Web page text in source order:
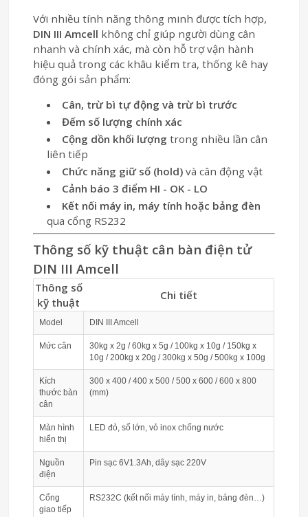
Với nhiều tính năng thông minh được tích hợp,
DIN III Amcell không chỉ giúp người dùng cân
nhanh và chính xác, mà còn hỗ trợ vận hành
hiệu quả trong các khâu kiểm tra, thống kê hay
đóng gói sản phẩm:
Cân, trừ bì tự động và trừ bì trước
Đếm số lượng chính xác
Cộng dồn khối lượng trong nhiều lần cân
liên tiếp
Chức năng giữ số (hold)và cân động vật
Cảnh báo 3 điểm HI - OK - LO
Kết nối máy in, máy tính hoặc bảng đèn
qua cổng RS232
Thông số kỹ thuật cân bàn điện tử
DIN III Amcell
Thông số
kỹ thuật
Chi tiết
Model DIN III Amcell
Mức cân
30kg x 2g / 60kg x 5g / 100kg x 10g / 150kg x
10g / 200kg x 20g / 300kg x 50g / 500kg x 100g
Kích
thước bàn
cân
300 x 400 / 400 x 500 / 500 x 600 / 600 x 800
(mm)
Màn hình
hiển thị
LED đỏ, số lớn, vỏ inox chống nước
Nguồn
điện
Pin sạc 6V1.3Ah, dây sạc 220V
Cổng
giao tiếp
RS232C (kết nối máy tính, máy in, bảng đèn…)